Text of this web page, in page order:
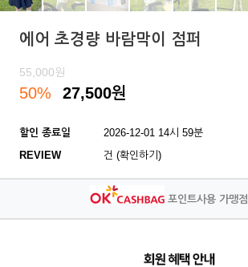
에어 초경량 바람막이 점퍼
55,000원
50% 27,500원
할인 종료일
2026-12-01 14시 59분
REVIEW
건 (확인하기)
포인트사용 가맹점